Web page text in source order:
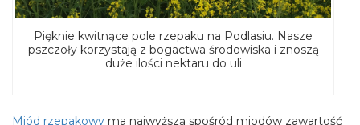
Pięknie kwitnące pole rzepaku na Podlasiu. Nasze
pszczoły korzystają z bogactwa środowiska i znoszą
duże ilości nektaru do uli
Miód rzepakowy ma najwyższą spośród miodów zawartość